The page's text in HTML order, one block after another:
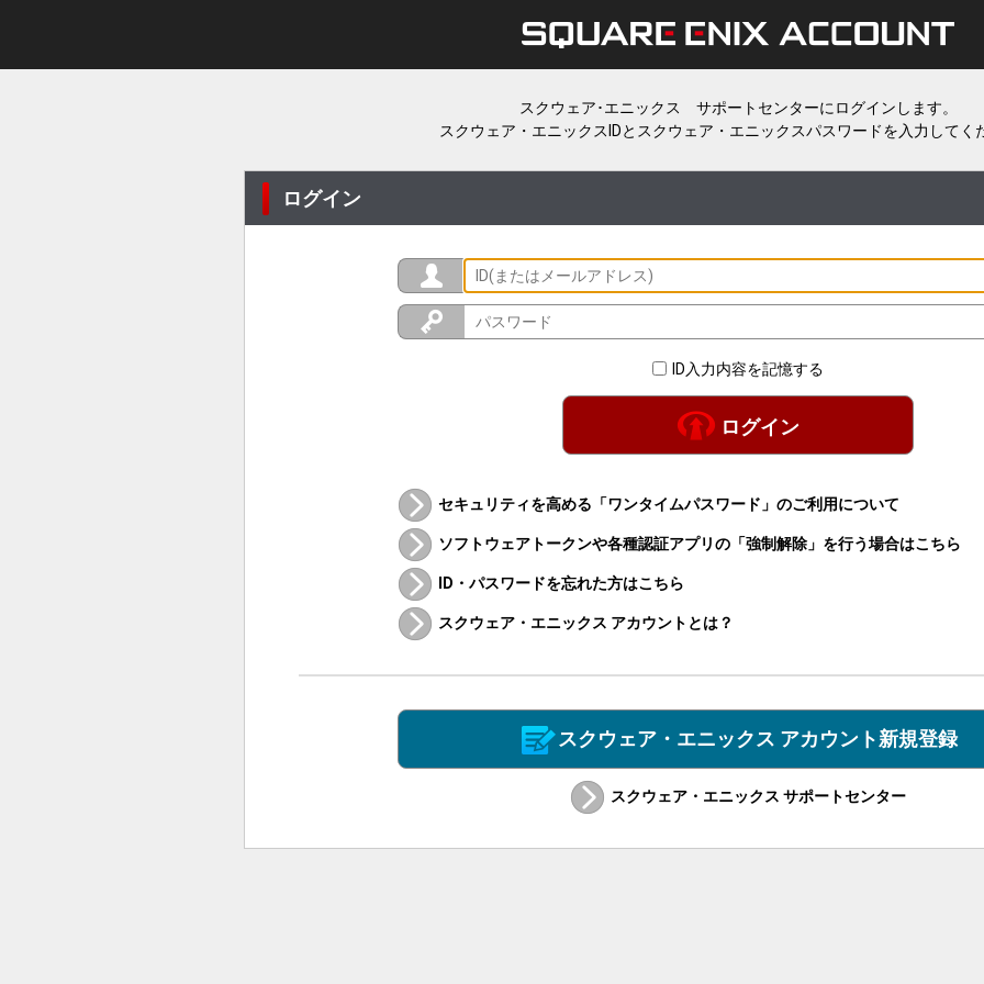
スクウェア･エニックス サポートセンターにログインします。
スクウェア・エニックスIDとスクウェア・エニックスパスワードを入力してく
ログイン
ID入力内容を記憶する
ログイン
セキュリティを高める「ワンタイムパスワード」のご利用について
ソフトウェアトークンや各種認証アプリの「強制解除」を行う場合はこちら
ID・パスワードを忘れた方はこちら
スクウェア・エニックス アカウントとは？
スクウェア・エニックス アカウント新規登録
スクウェア・エニックス サポートセンター